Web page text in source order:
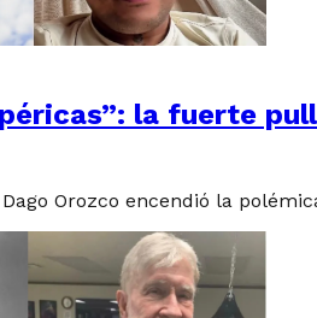
la fuerte
Orozco encendió la